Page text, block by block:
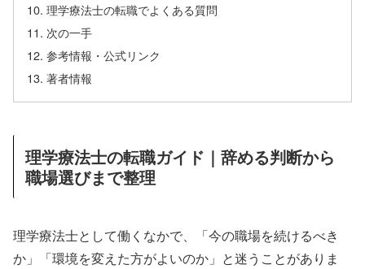
理学療法士の転職でよくある質問
次の一手
参考情報・公式リンク
著者情報
理学療法士の転職ガイド｜辞める判断から
職場選びまで整理
理学療法士として働くなかで、「今の職場を続けるべき
か」「環境を変えた方がよいのか」と迷うことがありま